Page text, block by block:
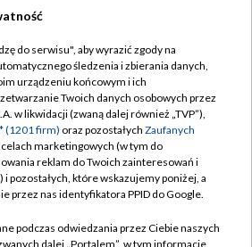
TVP
Abonament TVP
Sklep TVP
Biuro Reklamy
Oferta Handlowa
Regulamin TVP
prywatności
Moje zgody
Biuro reklamy
do serwisu", aby wyrazić zgody na
śledzenia i zbierania danych,
urządzeniu końcowym i ich
Twoich danych osobowych przez
w likwidacji (zwaną dalej również „TVP”),
(1201 firm) oraz pozostałych Zaufanych
celach marketingowych (w tym do
reklam do Twoich zainteresowań i
pozostałych, które wskazujemy poniżej, a
przez nas identyfikatora PPID do Google.
podczas odwiedzania przez Ciebie naszych
dalej „Portalem”, w tym informacje